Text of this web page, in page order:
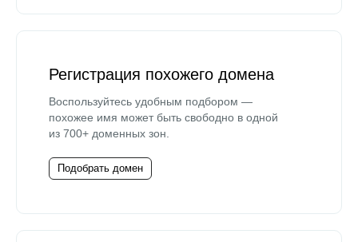
Регистрация похожего домена
Воспользуйтесь удобным подбором —
похожее имя может быть свободно в одной
из 700+ доменных зон.
Подобрать домен